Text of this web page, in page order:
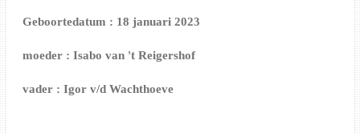
Geboortedatum : 18 januari 2023
moeder : Isabo van 't Reigershof
vader : Igor v/d Wachthoeve